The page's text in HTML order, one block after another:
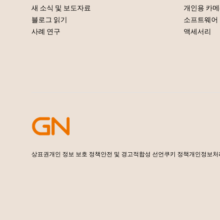
새 소식 및 보도자료
블로그 읽기
사례 연구
개인용 카
소프트웨어
액세서리
상표권개인 정보 보호 정책안전 및 경고적합성 선언 쿠키 정책개인정보처